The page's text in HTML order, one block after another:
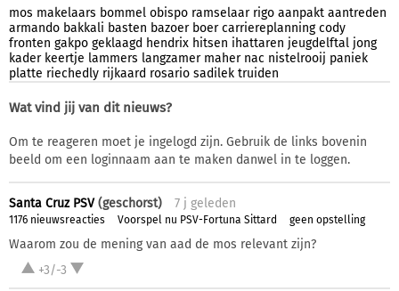
mos makelaars bommel obispo ramselaar rigo aanpakt aantreden
armando bakkali basten bazoer boer carriereplanning cody
fronten gakpo geklaagd hendrix hitsen ihattaren jeugdelftal jong
kader keertje lammers langzamer maher nac nistelrooij paniek
platte riechedly rijkaard rosario sadilek truiden
Wat vind jij van dit nieuws?
Om te reageren moet je ingelogd zijn. Gebruik de links bovenin
beeld om een loginnaam aan te maken danwel in te loggen.
Santa Cruz PSV(geschorst) 7 j geleden
1176 nieuwsreacties Voorspel nu PSV-Fortuna Sittard geen opstelling
Waarom zou de mening van aad de mos relevant zijn?
+3/-3